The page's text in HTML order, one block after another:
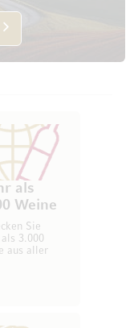
als
Weine
Sie
3.000
aus aller